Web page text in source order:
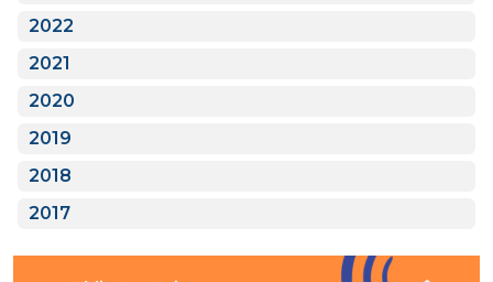
2022
2021
2020
2019
2018
2017